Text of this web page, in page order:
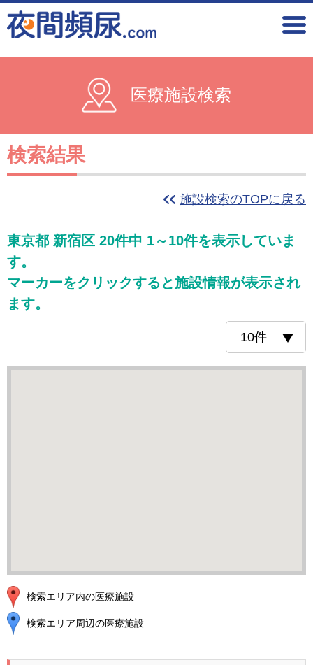
医療施設検索
検索結果
施設検索のTOPに戻る
東京都 新宿区 20件中 1～10件を表示していま
す。
マーカーをクリックすると施設情報が表示され
ます。
検索エリア内の医療施設
検索エリア周辺の医療施設